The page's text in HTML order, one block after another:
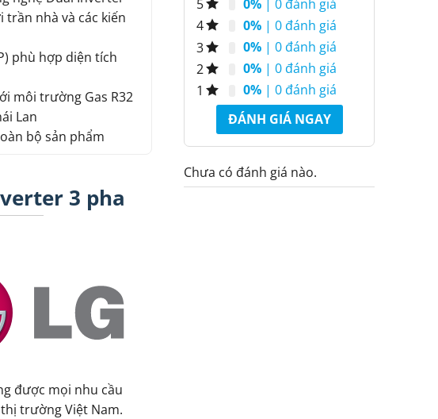
trần nhà và các kiến
phù hợp diện tích
môi trường Gas R32
Lan
bộ sản phẩm
3 pha
được mọi nhu cầu
trường Việt Nam.
5 0% | 0 đánh giá
4
0% | 0 đánh giá
3
0% | 0 đánh giá
2
0% | 0 đánh giá
1
0% | 0 đánh giá
ĐÁNH GIÁ NGAY
Chưa có đánh giá nào.